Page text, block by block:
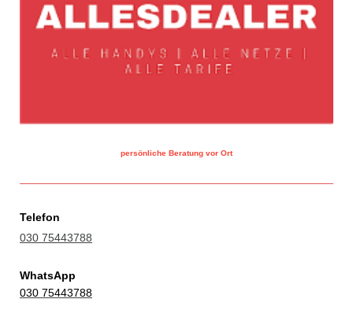
persönliche Beratung vor Ort
Telefon
030 75443788
WhatsApp
030 75443788